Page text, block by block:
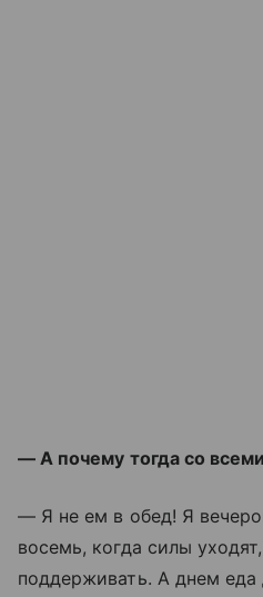
— А почему тогда со
— Я не ем в обед! Я
восемь, когда силы
поддерживать. А днем